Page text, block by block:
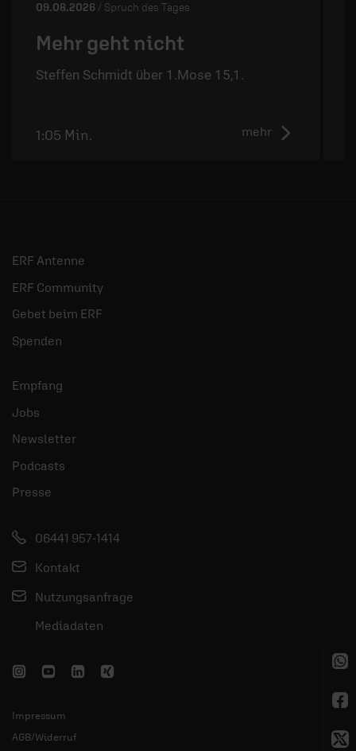
09.08.2026 / Spruch des Tages
Mehr geht nicht
Steffen Schmidt über 1.Mose 15,1.
mehr
1:05 Min.
ERF Antenne
ERF Community
Gebet beim ERF
Spenden
Empfang
Jobs
Newsletter
Podcasts
Presse
06441 957-1414
Kontakt
Nutzungsanfrage
Mediadaten
Impressum
AGB/Widerruf